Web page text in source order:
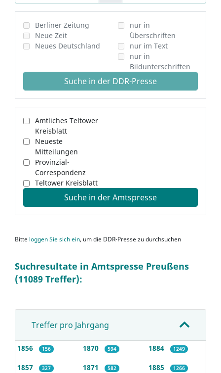
Berliner Zeitung
Neue Zeit
Neues Deutschland
nur in
Überschriften
nur im Text
nur in
Bildunterschriften
Suche in der DDR-Presse
Amtliches Teltower
Kreisblatt
Neueste
Mitteilungen
Provinzial-
Correspondenz
Teltower Kreisblatt
Suche in der Amtspresse
Bitte loggen Sie sich ein, um die DDR-Presse zu durchsuchen
Suchresultate in Amtspresse Preußens
(11089 Treffer):
Treffer pro Jahrgang
1856 156
1857 327
1870 594
1871 582
1884 1249
1885 1266